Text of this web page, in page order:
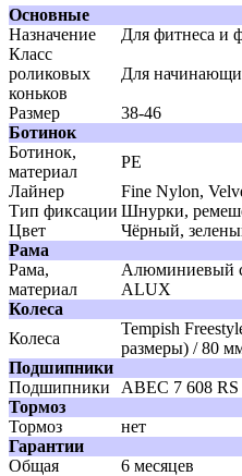
Основные
Назначение
Для фитнеса и
Класс
роликовых
коньков
Для
Размер
38-46
Ботинок
Ботинок,
материал
PE
Лайнер
Fine Nylon,
Тип фиксации Шнурки,
Цвет
Чёрный,
Рама
Рама,
материал
Алюминиевый
ALUX
Колеса
Колеса
Tempish
размеры) / 80
Подшипники
Подшипники
ABEC 7 608 RS
Тормоз
Тормоз
нет
Гарантии
Общая
6 месяцев